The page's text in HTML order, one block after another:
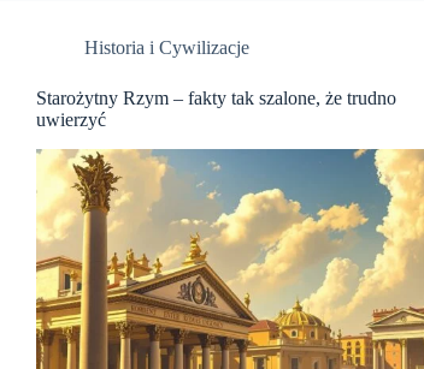
Historia i Cywilizacje
Starożytny Rzym – fakty tak szalone, że trudno
uwierzyć